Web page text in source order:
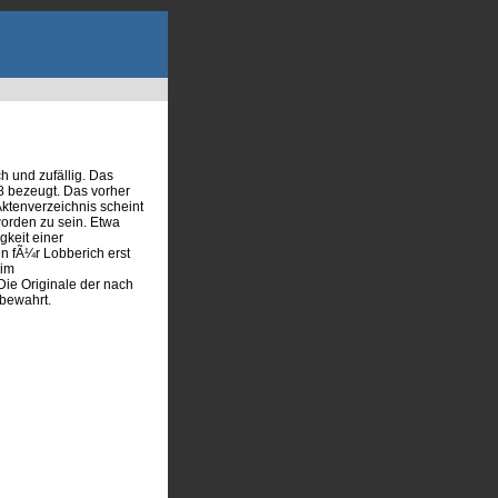
und zufällig. Das
bezeugt. Das vorher
scheint
zu sein. Etwa
einer
fÃ¼r Lobberich erst
Originale der nach